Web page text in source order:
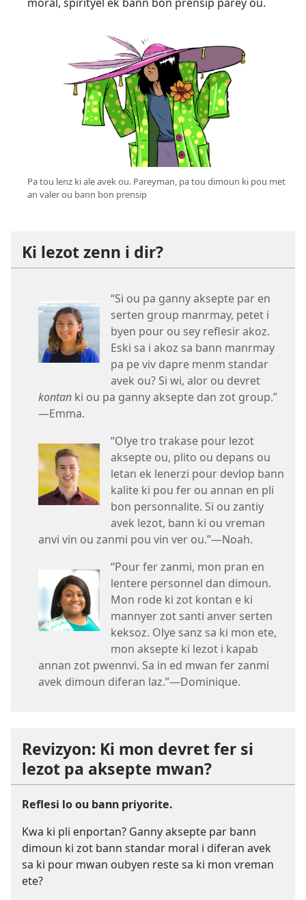
moral, spirityel ek bann bon prensip parey ou.
Pa tou lenz ki ale avek ou. Pareyman, pa tou dimoun ki pou met
an valer ou bann bon prensip
Ki lezot zenn i dir?
“Si ou pa ganny aksepte par en
serten group manrmay, petet i
byen pour ou sey reflesir akoz.
Eski sa i akoz sa bann manrmay
pa pe viv dapre menm standar
avek ou? Si wi, alor ou devret
kontan ki ou pa ganny aksepte dan zot group.”​
—Emma.
“Olye tro trakase pour lezot
aksepte ou, plito ou depans ou
letan ek lenerzi pour devlop bann
kalite ki pou fer ou annan en pli
bon personnalite. Si ou zantiy
avek lezot, bann ki ou vreman
anvi vin ou zanmi pou vin ver ou.”​—Noah.
“Pour fer zanmi, mon pran en
lentere personnel dan dimoun.
Mon rode ki zot kontan e ki
mannyer zot santi anver serten
keksoz. Olye sanz sa ki mon ete,
mon aksepte ki lezot i kapab
annan zot pwennvi. Sa in ed mwan fer zanmi
avek dimoun diferan laz.”​—Dominique.
Revizyon: Ki mon devret fer si
lezot pa aksepte mwan?
Reflesi lo ou bann priyorite.
Kwa ki pli enportan? Ganny aksepte par bann
dimoun ki zot bann standar moral i diferan avek
sa ki pour mwan oubyen reste sa ki mon vreman
ete?